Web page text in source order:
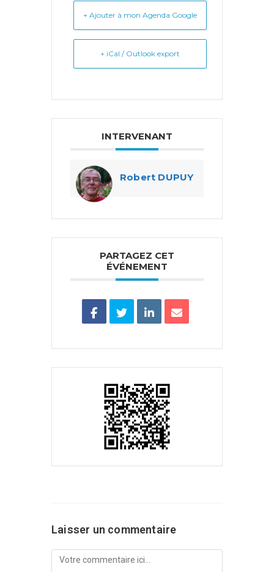
+ Ajouter à mon Agenda Google
+ iCal / Outlook export
INTERVENANT
Robert DUPUY
PARTAGEZ CET
ÉVÉNEMENT
Laisser un commentaire